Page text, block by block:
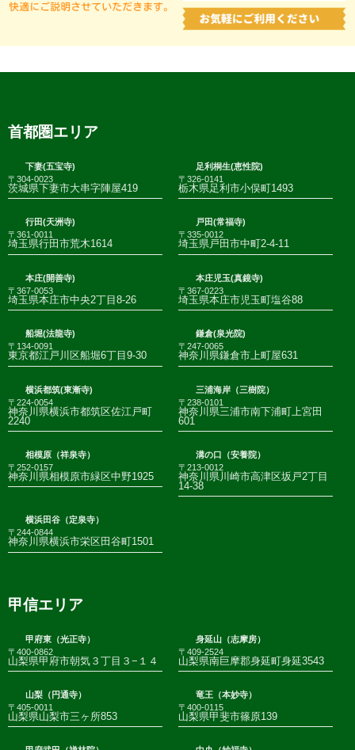
首都圏エリア
下妻(五宝寺)
〒304-0023
茨城県下妻市大串字陣屋419
足利桐生(恵性院)
〒326-0141
栃木県足利市小俣町1493
行田(天洲寺)
〒361-0011
埼玉県行田市荒木1614
戸田(常福寺)
〒335-0012
埼玉県戸田市中町2-4-11
本庄(開善寺)
〒367-0053
埼玉県本庄市中央2丁目8-26
本庄児玉(真鏡寺)
〒367-0223
埼玉県本庄市児玉町塩谷88
船堀(法龍寺)
〒134-0091
東京都江戸川区船堀6丁目9-30
鎌倉(泉光院)
〒247-0065
神奈川県鎌倉市上町屋631
横浜都筑(東漸寺)
〒224-0054
神奈川県横浜市都筑区佐江戸町
2240
三浦海岸（三樹院）
〒238-0101
神奈川県三浦市南下浦町上宮田
601
相模原（祥泉寺）
〒252-0157
神奈川県相模原市緑区中野1925
溝の口（安養院）
〒213-0012
神奈川県川崎市高津区坂戸2丁目
14-38
横浜田谷（定泉寺）
〒244-0844
神奈川県横浜市栄区田谷町1501
甲信エリア
甲府東（光正寺）
〒400-0862
山梨県甲府市朝気３丁目３−１４
身延山（志摩房）
〒409-2524
山梨県南巨摩郡身延町身延3543
山梨（円通寺）
〒405-0011
山梨県山梨市三ヶ所853
竜王（本妙寺）
〒400-0115
山梨県甲斐市篠原139